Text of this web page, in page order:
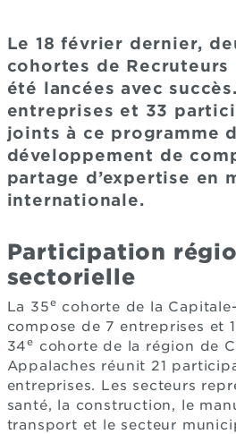
Le 18 février dernier,
cohortes de
été lancées avec
entreprises et 33
joints à ce programme
développement de
partage d’expertise en
internationale.
Participation
sectorielle
La 35e cohorte de la
compose de 7 entreprises et
34e cohorte de la région de
Appalaches réunit 21
entreprises. Les secteurs
santé, la construction, le
transport et le secteur